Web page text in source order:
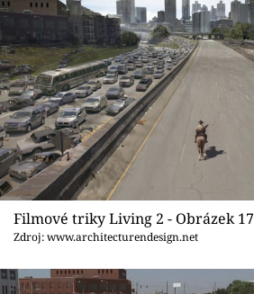
Filmové triky Living 2 - Obrázek 17
Zdroj: www.architecturendesign.net